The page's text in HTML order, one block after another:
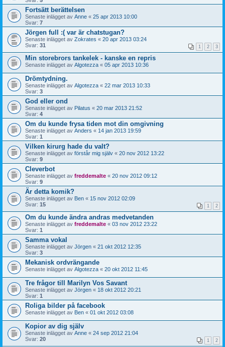
Fortsätt berättelsen
Senaste inlägget av Anne « 25 apr 2013 10:00
Svar: 7
Jörgen full :( var är chatstugan?
Senaste inlägget av Zokrates « 20 apr 2013 03:24
Svar: 31 1 2 3
Min storebrors tankelek - kanske en repris
Senaste inlägget av Algotezza « 05 apr 2013 10:36
Drömtydning.
Senaste inlägget av Algotezza « 22 mar 2013 10:33
Svar: 3
God eller ond
Senaste inlägget av Pilatus « 20 mar 2013 21:52
Svar: 4
Om du kunde frysa tiden mot din omgivning
Senaste inlägget av Anders « 14 jan 2013 19:59
Svar: 1
Vilken kirurg hade du valt?
Senaste inlägget av förstår mig själv « 20 nov 2012 13:22
Svar: 9
Cleverbot
Senaste inlägget av freddemalte « 20 nov 2012 09:12
Svar: 9
Är detta komik?
Senaste inlägget av Ben « 15 nov 2012 02:09
Svar: 15 1 2
Om du kunde ändra andras medvetanden
Senaste inlägget av freddemalte « 03 nov 2012 23:22
Svar: 1
Samma vokal
Senaste inlägget av Jörgen « 21 okt 2012 12:35
Svar: 3
Mekanisk ordvrängande
Senaste inlägget av Algotezza « 20 okt 2012 11:45
Tre frågor till Marilyn Vos Savant
Senaste inlägget av Jörgen « 18 okt 2012 20:21
Svar: 1
Roliga bilder på facebook
Senaste inlägget av Ben « 01 okt 2012 03:08
Kopior av dig själv
Senaste inlägget av Anne « 24 sep 2012 21:04
Svar: 20 1 2